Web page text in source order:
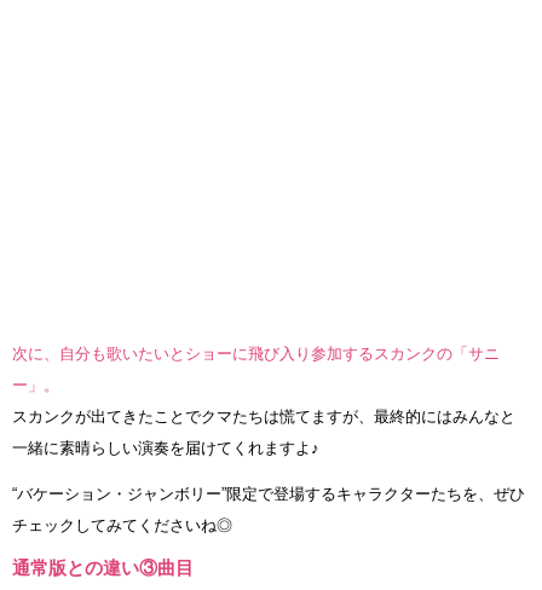
次に、自分も歌いたいとショーに飛び入り参加するスカンクの「サニ
ー」。
スカンクが出てきたことでクマたちは慌てますが、最終的にはみんなと
一緒に素晴らしい演奏を届けてくれますよ♪
“バケーション・ジャンボリー”限定で登場するキャラクターたちを、ぜひ
チェックしてみてくださいね◎
通常版との違い③曲目